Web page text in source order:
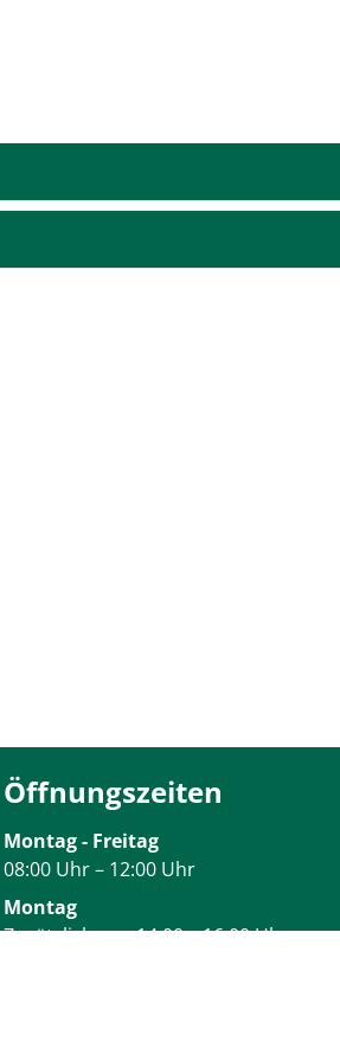
Öffnungszeiten
Montag - Freitag
08:00 Uhr – 12:00 Uhr
Montag
Zusätzlich von 14:00 – 16:00 Uhr